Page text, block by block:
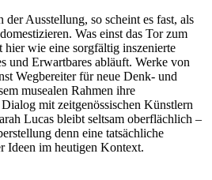
Ausstellung, so scheint es fast, als
Was einst das Tor zum
wie eine sorgfältig inszenierte
und Erwartbares abläuft. Werke von
Wegbereiter für neue Denk- und
musealen Rahmen ihre
mit zeitgenössischen Künstlern
Lucas bleibt seltsam oberflächlich –
denn eine tatsächliche
Ideen im heutigen Kontext.